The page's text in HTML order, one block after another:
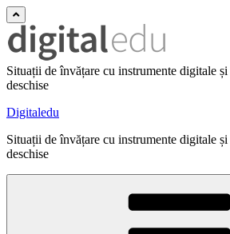
Situații de învățare cu instrumente digitale și
deschise
Digitaledu
Situații de învățare cu instrumente digitale și
deschise